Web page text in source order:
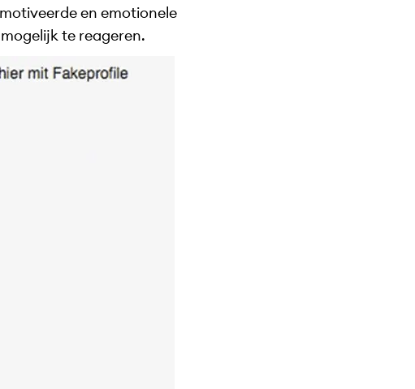
en emotionele
te reageren.